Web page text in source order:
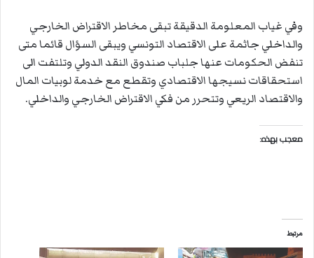
وفي غياب المعلومة الدقيقة تبقى مخاطر الاقتراض الخارجي
والداخلي جاثمة على الاقتصاد التونسي ويبقى السؤال قائما متى
تنفض الحكومات عنها جلباب صندوق النقد الدولي وتلتفت الى
استحقاقات نسيجها الاقتصادي وتقطع مع خدمة لوبيات المال
والاقتصاد الريعي وتتحرر من فكي الاقتراض الخارجي والداخلي.
معجب بهذه:
مرتبط